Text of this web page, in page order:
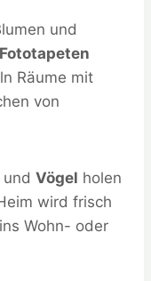
und
Fototapeten
Räume mit
von
Vögel holen
wird frisch
Wohn- oder